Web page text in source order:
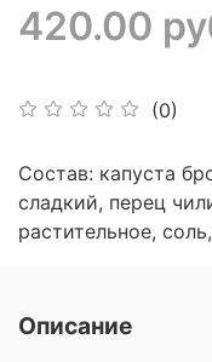
(0)
420.00
Состав: капуста
сладкий, перец
растительное,
Описание